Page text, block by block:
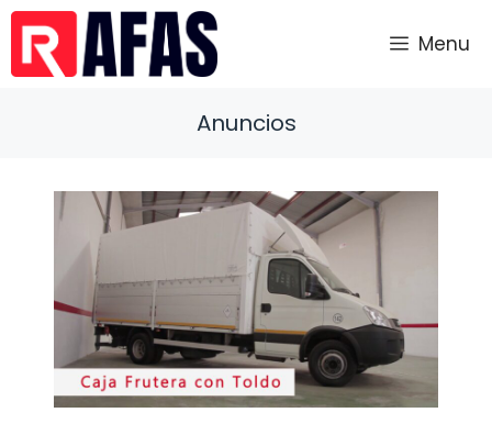
Saltar
contenido
Menu
Anuncios